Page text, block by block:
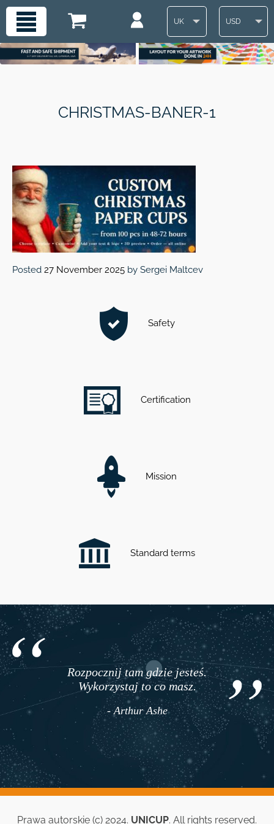
UK USD
CHRISTMAS-BANER-1
Posted 27 November 2025 by Sergei Maltcev
Safety
Certification
Mission
Standard terms
Rozpocznij tam gdzie jesteś.
Wykorzystaj to co masz.
- Arthur Ashe
Prawa autorskie (c) 2024. UNICUP. All rights reserved.